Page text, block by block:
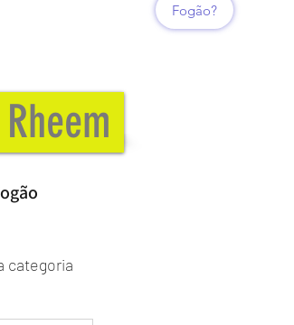
Fogão?
Rheem
categoria